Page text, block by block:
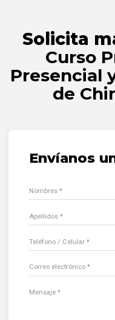
Solicita
Curso
Presencial
de
Envíanos
Nombres *
Apellidos *
Teléfono / Celular *
Correo electrónico *
Mensaje *